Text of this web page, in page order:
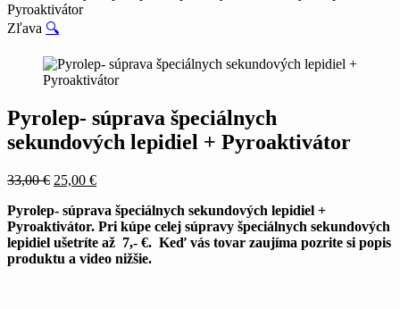
Pyroaktivátor
Zľava 🔍
Pyrolep- súprava špeciálnych
sekundových lepidiel + Pyroaktivátor
33,00€ Pôvodná
bola:
33,00 €.
25,00 €Aktuálna
je:
25,00 €.
Pyrolep- súprava špeciálnych sekundových lepidiel +
Pyroaktivátor. Pri kúpe celej súpravy špeciálnych sekundových
lepidiel ušetríte až 7,- €. Keď vás tovar zaujíma pozrite si popis
produktu a video nižšie.